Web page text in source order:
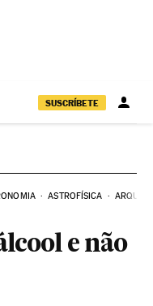
SUSCRÍBETE
ASTROFÍSICA
e não